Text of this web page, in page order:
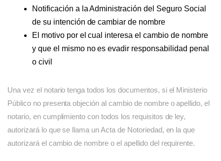
Notificación a la Administración del Seguro Social
de su intención de cambiar de nombre
El motivo por el cual interesa el cambio de nombre
y que el mismo no es evadir responsabilidad penal
o civil
Una vez el notario tenga todos los documentos, si el Ministerio
Público no presenta objeción al cambio de nombre o apellido, el
notario, en cumplimiento con todos los requisitos de ley,
autorizará lo que se llama un Acta de Notoriedad, en la que
autorizará el cambio de nombre o el apellido del requirente.